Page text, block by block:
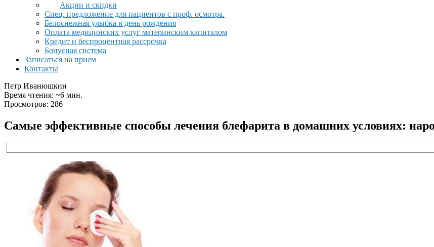
Акции и скидки
Спец. предложение для пациентов с проф. осмотра.
Белоснежная улыбка в день рождения
Оплата медицинских услуг материнским капиталом
Кредит и беспроцентная рассрочка
Бонусная система
Записаться на прием
Контакты
Петр Иванюшкин
Время чтения: ~6 мин.
Просмотров: 286
Самые эффективные способы лечения блефарита в домашних условиях: